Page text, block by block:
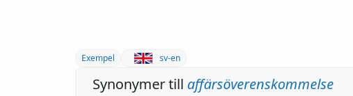
Exempel sv-en
Synonymer till affärsöverenskommelse